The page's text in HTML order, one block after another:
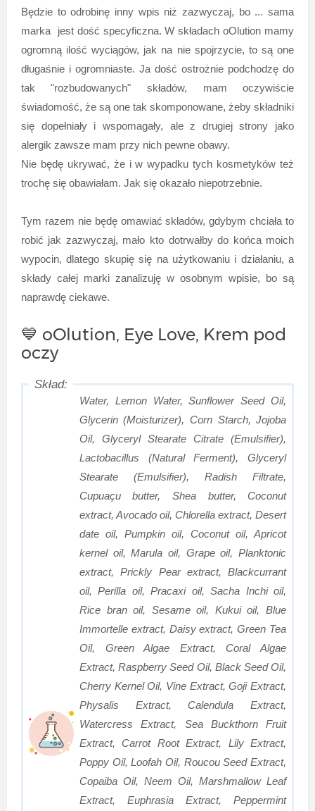
Będzie to odrobinę inny wpis niż zazwyczaj, bo ... sama
marka jest dość specyficzna. W składach oOlution mamy
ogromną ilość wyciągów, jak na nie spojrzycie, to są one
długaśnie i ogromniaste. Ja dość ostrożnie podchodzę do
tak "rozbudowanych" składów, mam oczywiście
świadomość, że są one tak skomponowane, żeby składniki
się dopełniały i wspomagały, ale z drugiej strony jako
alergik zawsze mam przy nich pewne obawy.
Nie będę ukrywać, że i w wypadku tych kosmetyków też
trochę się obawiałam. Jak się okazało niepotrzebnie.
Tym razem nie będę omawiać składów, gdybym chciała to
robić jak zazwyczaj, mało kto dotrwałby do końca moich
wypocin, dlatego skupię się na użytkowaniu i działaniu, a
składy całej marki zanalizuję w osobnym wpisie, bo są
naprawdę ciekawe.
💙 oOlution, Eye Love, Krem pod
oczy
Water, Lemon Water, Sunflower Seed Oil,
Glycerin (Moisturizer), Corn Starch, Jojoba
Oil, Glyceryl Stearate Citrate (Emulsifier),
Lactobacillus (Natural Ferment), Glyceryl
Stearate (Emulsifier), Radish Filtrate,
Cupuaçu butter, Shea butter, Coconut
extract, Avocado oil, Chlorella extract, Desert
date oil, Pumpkin oil, Coconut oil, Apricot
kernel oil, Marula oil, Grape oil, Planktonic
extract, Prickly Pear extract, Blackcurrant
oil, Perilla oil, Pracaxi oil, Sacha Inchi oil,
Rice bran oil, Sesame oil, Kukui oil, Blue
Immortelle extract, Daisy extract, Green Tea
Oil, Green Algae Extract, Coral Algae
Extract, Raspberry Seed Oil, Black Seed Oil,
Cherry Kernel Oil, Vine Extract, Goji Extract,
Physalis Extract, Calendula Extract,
Watercress Extract, Sea Buckthorn Fruit
Extract, Carrot Root Extract, Lily Extract,
Poppy Oil, Loofah Oil, Roucou Seed Extract,
Copaiba Oil, Neem Oil, Marshmallow Leaf
Extract, Euphrasia Extract, Peppermint